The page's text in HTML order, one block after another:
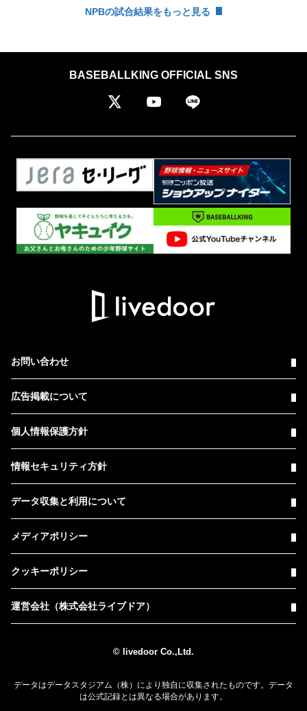
NPBの試合結果をもっと見る
BASEBALLKING OFFICIAL SNS
お問い合わせ
広告掲載について
個人情報保護方針
情報セキュリティ方針
データ収集と利用について
メディアポリシー
クッキーポリシー
運営会社（株式会社ライブドア）
© livedoor Co.,Ltd.
データはデータスタジアム（株）により独自に収集されたものです。データ
は公式記録とは異なる場合があります。